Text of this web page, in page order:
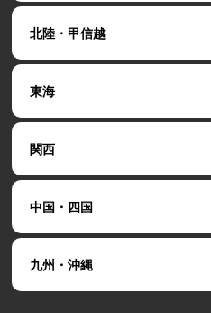
北陸・甲信越
東海
関西
中国・四国
九州・沖縄